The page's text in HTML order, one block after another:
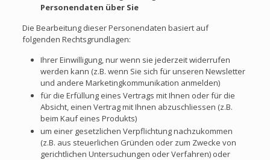
Personendaten über Sie
Die Bearbeitung dieser Personendaten basiert auf
folgenden Rechtsgrundlagen:
Ihrer Einwilligung, nur wenn sie jederzeit widerrufen
werden kann (z.B. wenn Sie sich für unseren Newsletter
und andere Marketingkommunikation anmelden)
für die Erfüllung eines Vertrags mit Ihnen oder für die
Absicht, einen Vertrag mit Ihnen abzuschliessen (z.B.
beim Kauf eines Produkts)
um einer gesetzlichen Verpflichtung nachzukommen
(z.B. aus steuerlichen Gründen oder zum Zwecke von
gerichtlichen Untersuchungen oder Verfahren) oder